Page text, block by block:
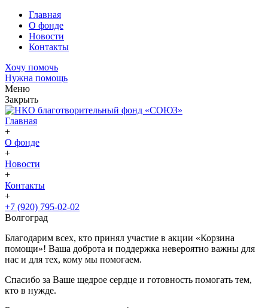
Главная
О фонде
Новости
Контакты
Хочу помочь
Нужна помощь
Меню
Закрыть
Главная
+
О фонде
+
Новости
+
Контакты
+
+7 (920) 795-02-02
Волгоград
Благодарим всех, кто принял участие в акции «Корзина
помощи»! Ваша доброта и поддержка невероятно важны для
нас и для тех, кому мы помогаем.
Спасибо за Ваше щедрое сердце и готовность помогать тем,
кто в нужде.